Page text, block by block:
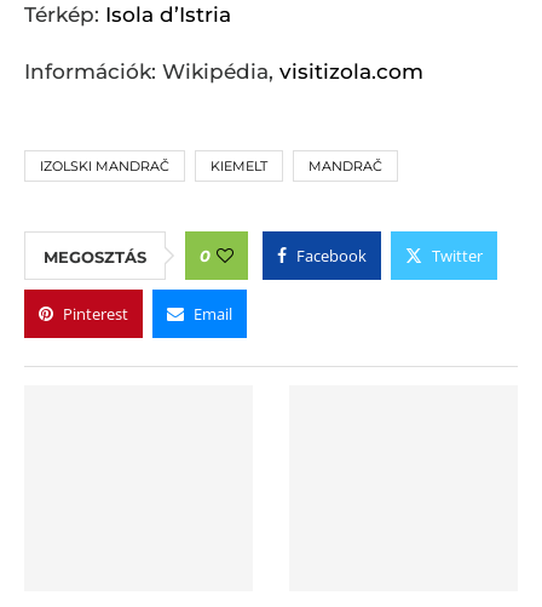
Térkép: Isola d’Istria
Információk: Wikipédia, visitizola.com
IZOLSKI MANDRAČ KIEMELT MANDRAČ
MEGOSZTÁS 0 Facebook Twitter
Pinterest Email